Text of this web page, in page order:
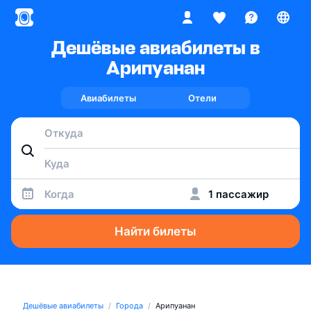
Дешёвые авиабилеты в
Арипуанан
Авиабилеты Отели
Когда 1 пассажир
Найти билеты
Дешёвые авиабилеты Города Арипуанан